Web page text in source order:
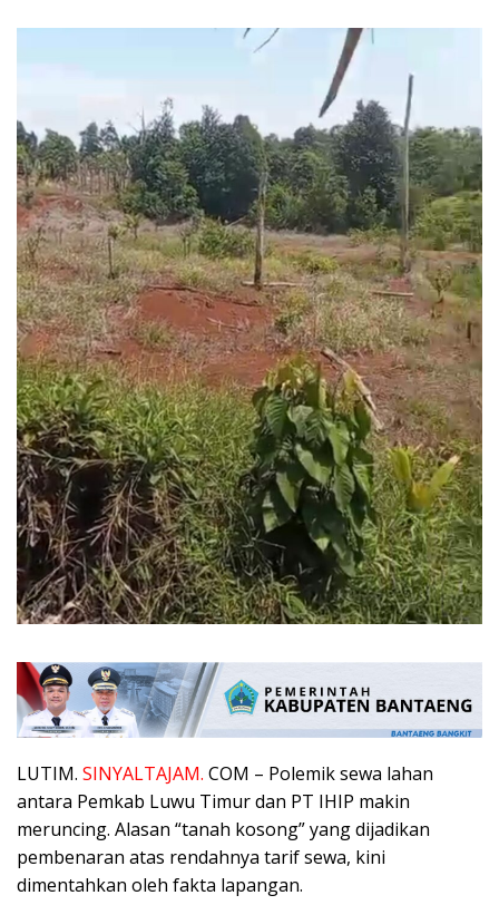
LUTIM. SINYALTAJAM. COM – Polemik sewa lahan
antara Pemkab Luwu Timur dan PT IHIP makin
meruncing. Alasan “tanah kosong” yang dijadikan
pembenaran atas rendahnya tarif sewa, kini
dimentahkan oleh fakta lapangan.